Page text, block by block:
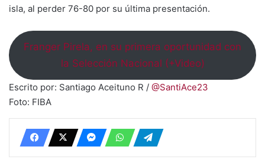
isla, al perder 76-80 por su última presentación.
Franger Pirela, en su primera oportunidad con
la Selección Nacional (+Video)
Escrito por: Santiago Aceituno R / @SantiAce23
Foto: FIBA